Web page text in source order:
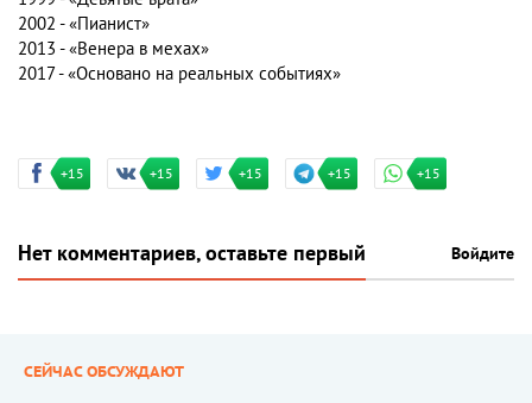
2002 - «Пианист»
2013 - «Венера в мехах»
2017 - «Основано на реальных событиях»
+15 +15 +15 +15 +15
Нет комментариев, оставьте первый Войдите
СЕЙЧАС ОБСУЖДАЮТ